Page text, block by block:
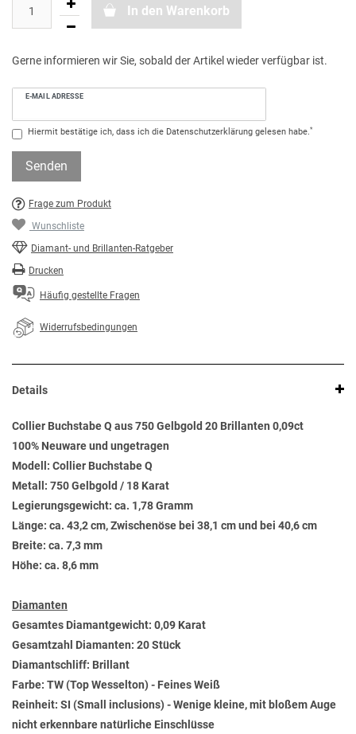
In den Warenkorb
Gerne informieren wir Sie, sobald der Artikel wieder verfügbar ist.
E-MAIL ADRESSE
Hiermit bestätige ich, dass ich die Daten­schutz­erklärung gelesen habe.*
Senden
Frage zum Produkt
Wunschliste
Diamant- und Brillanten-Ratgeber
Drucken
Häufig gestellte Fragen
Widerrufsbedingungen
Details
Collier Buchstabe Q aus 750 Gelbgold 20 Brillanten 0,09ct
100% Neuware und ungetragen
Modell: Collier Buchstabe Q
Metall: 750 Gelbgold / 18 Karat
Legierungsgewicht: ca. 1,78 Gramm
Länge: ca. 43,2 cm, Zwischenöse bei 38,1 cm und bei 40,6 cm
Breite: ca. 7,3 mm
Höhe: ca. 8,6 mm
Diamanten
Gesamtes Diamantgewicht: 0,09 Karat
Gesamtzahl Diamanten: 20 Stück
Diamantschliff: Brillant
Farbe: TW (Top Wesselton) - Feines Weiß
Reinheit: SI (Small inclusions) - Wenige kleine, mit bloßem Auge
nicht erkennbare natürliche Einschlüsse